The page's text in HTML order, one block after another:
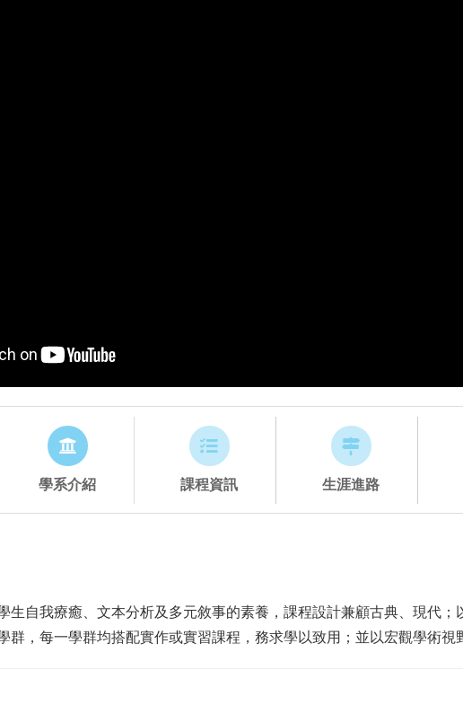
學系介紹 課程資訊 生涯進路
生自我療癒、文本分析及多元敘事的素養，課程設計兼顧古典、現代
群，每一學群均搭配實作或實習課程，務求學以致用；並以宏觀學術視